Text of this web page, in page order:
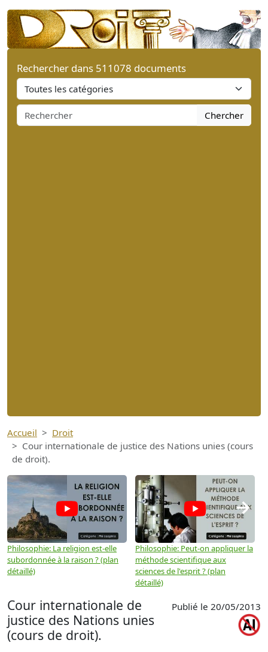
Rechercher dans 511078 documents
Chercher
Accueil
Droit
Cour internationale de justice des Nations unies (cours
de droit).
Philosophie: La religion est-elle
subordonnée à la raison ? (plan
détaillé)
Philosophie: Peut-on appliquer la
méthode scientifique aux
sciences de l'esprit ? (plan
détaillé)
→
Cour internationale de
justice des Nations unies
(cours de droit).
Publié le 20/05/2013